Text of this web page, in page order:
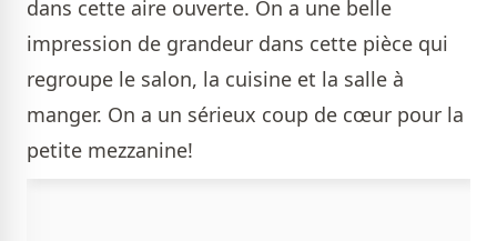
dans cette aire ouverte. On a une belle
impression de grandeur dans cette pièce qui
regroupe le salon, la cuisine et la salle à
manger. On a un sérieux coup de cœur pour la
petite mezzanine!